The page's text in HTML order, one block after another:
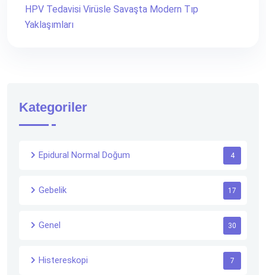
HPV Tedavisi Virüsle Savaşta Modern Tıp
Yaklaşımları
Kategoriler
Epidural Normal Doğum 4
Gebelik 17
Genel 30
Histereskopi 7